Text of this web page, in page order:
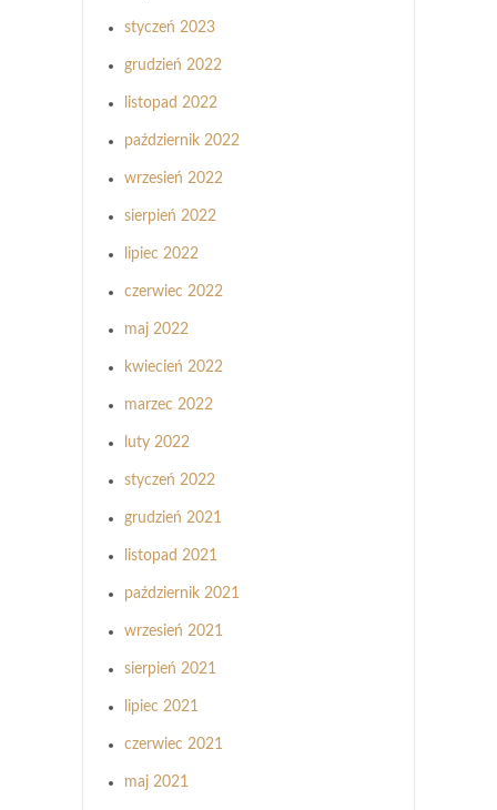
styczeń 2023
grudzień 2022
listopad 2022
październik 2022
wrzesień 2022
sierpień 2022
lipiec 2022
czerwiec 2022
maj 2022
kwiecień 2022
marzec 2022
luty 2022
styczeń 2022
grudzień 2021
listopad 2021
październik 2021
wrzesień 2021
sierpień 2021
lipiec 2021
czerwiec 2021
maj 2021